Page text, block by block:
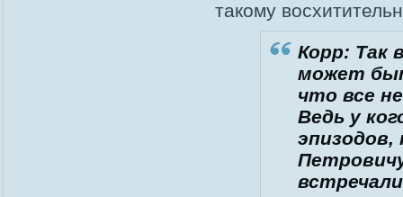
такому
Корр: Так
может
что все
Ведь у